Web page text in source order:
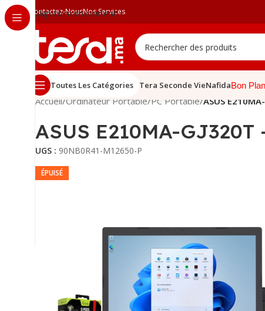
Skip to main content
Contactez-NousNos Services
Toutes Les Catégories Tera Seconde VieNafidaBon
Accueil/Ordinateur Portable/PC Portable/ASUS
ASUS E210MA-
UGS : 90NB0R41-M12650-P
ÉPUISÉ